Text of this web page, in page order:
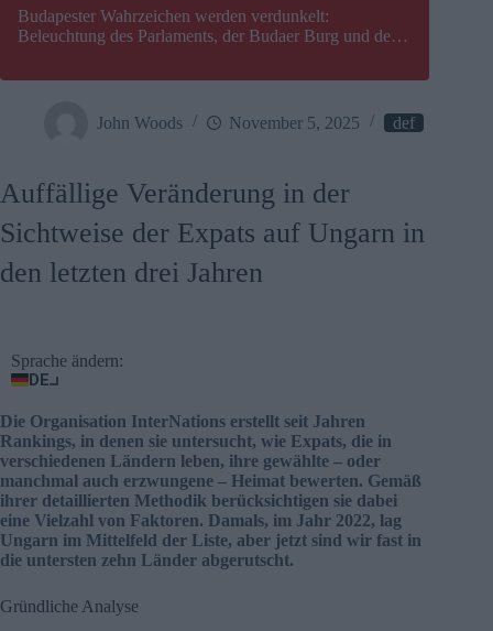
Budapester Wahrzeichen werden verdunkelt:
Beleuchtung des Parlaments, der Budaer Burg und der
John Woods November 5, 2025 def
Auffällige Veränderung in der
Sichtweise der Expats auf Ungarn in
den letzten drei Jahren
Sprache ändern:
DE
Die Organisation InterNations erstellt seit Jahren
Rankings, in denen sie untersucht, wie Expats, die in
verschiedenen Ländern leben, ihre gewählte – oder
manchmal auch erzwungene – Heimat bewerten. Gemäß
ihrer detaillierten Methodik berücksichtigen sie dabei
eine Vielzahl von Faktoren. Damals, im Jahr 2022, lag
Ungarn im Mittelfeld der Liste, aber jetzt sind wir fast in
die untersten zehn Länder abgerutscht.
Gründliche Analyse